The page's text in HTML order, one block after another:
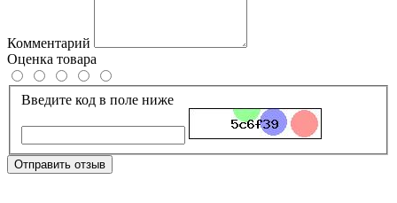
Комментарий
Оценка товара
Введите код в поле ниже
Отправить отзыв